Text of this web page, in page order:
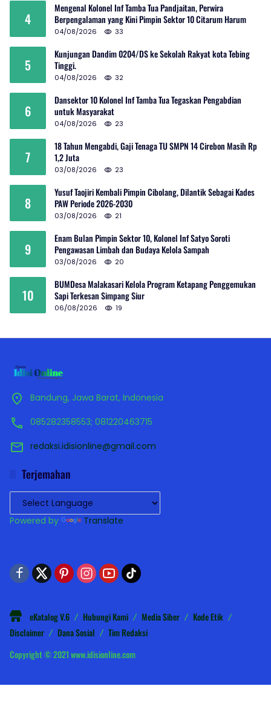
4
Mengenal Kolonel Inf Tamba Tua Pandjaitan, Perwira
Berpengalaman yang Kini Pimpin Sektor 10 Citarum Harum
04/08/2026 33
5
Kunjungan Dandim 0204/DS ke Sekolah Rakyat kota Tebing
Tinggi.
04/08/2026 32
6
Dansektor 10 Kolonel Inf Tamba Tua Tegaskan Pengabdian
untuk Masyarakat
04/08/2026 23
7
18 Tahun Mengabdi, Gaji Tenaga TU SMPN 14 Cirebon Masih Rp
1,2 Juta
03/08/2026 23
8
Yusuf Taojiri Kembali Pimpin Cibolang, Dilantik Sebagai Kades
PAW Periode 2026-2030
03/08/2026 21
9
Enam Bulan Pimpin Sektor 10, Kolonel Inf Satyo Soroti
Pengawasan Limbah dan Budaya Kelola Sampah
03/08/2026 20
10
BUMDesa Malakasari Kelola Program Ketapang Penggemukan
Sapi Terkesan Simpang Siur
06/08/2026 19
Bandung, Jawa Barat, Indonesia
085282358553; 081220463715
redaksi.idisionline@gmail.com
Terjemahan
Powered by Translate
eKatalog V.6 Hubungi Kami Media Siber
Kode Etik
Disclaimer
Dana Sosial
Tim Redaksi
Copyright © 2021 www.idisionline.com